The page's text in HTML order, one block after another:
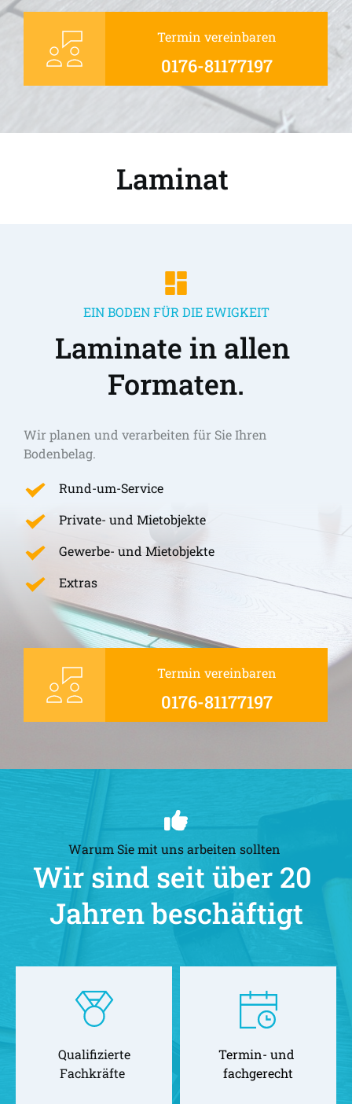
Termin vereinbaren
0176-81177197
Laminat
EIN BODEN FÜR DIE EWIGKEIT
Laminate in allen
Formaten.
Wir planen und verarbeiten für Sie Ihren
Bodenbelag.
Rund-um-Service
Private- und Mietobjekte
Gewerbe- und Mietobjekte
Extras
Termin vereinbaren
0176-81177197
Warum Sie mit uns arbeiten sollten
Wir sind seit über 20
Jahren beschäftigt
Qualifizierte
Fachkräfte
Termin- und
fachgerecht